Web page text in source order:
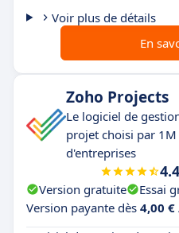
Voir plus de détails
En
Zoho Projects
Le logiciel de
projet choisi par 1M
d'entreprises
4.4
Version gratuite Essai
Version payante dès 4,00